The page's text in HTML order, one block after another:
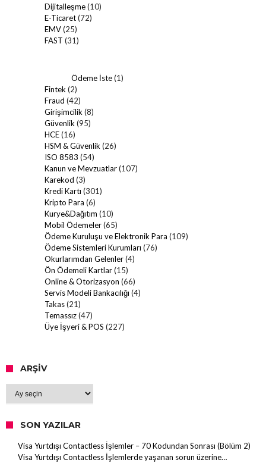
Dijitalleşme(10)
E-Ticaret(72)
EMV(25)
FAST (31)
Ödeme İste(1)
Fintek(2)
Fraud (42)
Girişimcilik(8)
Güvenlik(95)
HCE(16)
HSM & Güvenlik(26)
ISO 8583 (54)
Kanun ve Mevzuatlar(107)
Karekod (3)
Kredi Kartı (301)
Kripto Para (6)
Kurye&Dağıtım (10)
Mobil Ödemeler(65)
Ödeme Kuruluşu ve Elektronik Para (109)
Ödeme Sistemleri Kurumları (76)
Okurlarımdan Gelenler(4)
Ön Ödemeli Kartlar(15)
Online & Otorizasyon (66)
Servis Modeli Bankacılığı (4)
Takas(21)
Temassız(47)
Üye İşyeri & POS (227)
ARŞIV
Arşiv
SON YAZILAR
Visa Yurtdışı Contactless İşlemler – 70 Kodundan Sonrası (Bölüm 2)
Visa Yurtdışı Contactless İşlemlerde yaşanan sorun üzerine…